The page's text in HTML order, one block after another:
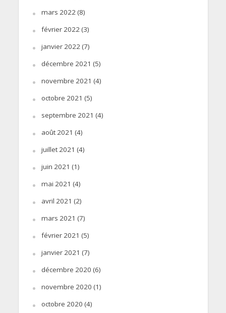
mars 2022(8)
février 2022(3)
janvier 2022(7)
décembre 2021 (5)
novembre 2021 (4)
octobre 2021 (5)
septembre 2021 (4)
août 2021 (4)
juillet 2021 (4)
juin 2021 (1)
mai 2021 (4)
avril 2021 (2)
mars 2021 (7)
février 2021 (5)
janvier 2021 (7)
décembre 2020 (6)
novembre 2020 (1)
octobre 2020 (4)